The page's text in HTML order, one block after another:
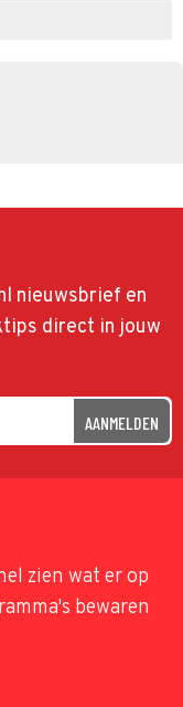
nieuwsbrief en
direct in jouw
AANMELDEN
zien wat er op
bewaren